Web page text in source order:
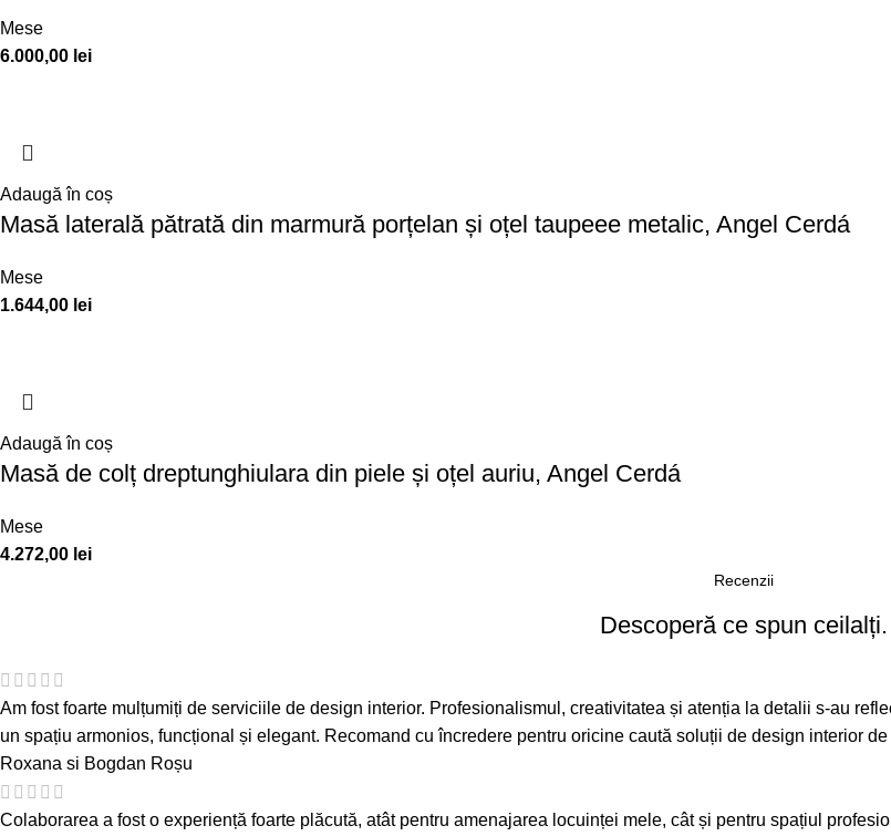
Mese
6.000,00 lei
Adaugă în coș
Masă laterală pătrată din marmură porțelan și oțel taupeee metalic, Angel Cerdá
Mese
1.644,00 lei
Adaugă în coș
Masă de colț dreptunghiulara din piele și oțel auriu, Angel Cerdá
Mese
4.272,00 lei
Recenzii
Descoperă ce spun ceilalți.
Am fost foarte mulțumiți de serviciile de design interior. Profesionalismul, creativitatea și atenția la detalii s-au
un spațiu armonios, funcțional și elegant. Recomand cu încredere pentru oricine caută soluții de design interior de
Roxana si Bogdan Roșu
Colaborarea a fost o experiență foarte plăcută, atât pentru amenajarea locuinței mele, cât și pentru spațiul